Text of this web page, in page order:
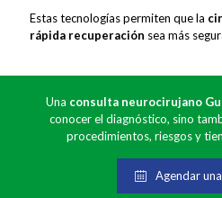
Estas tecnologías permiten que la
rápida recuperación sea más
Una consulta neurocirujano
conocer el diagnóstico, sino
procedimientos, riesgos y
Agendar